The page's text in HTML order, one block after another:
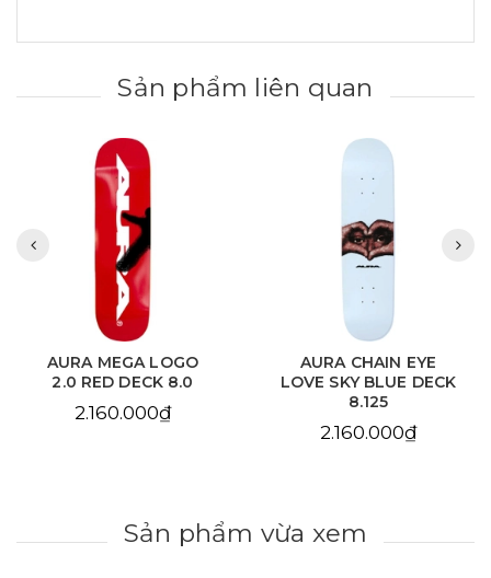
Sản phẩm liên quan
AURA MEGA LOGO
2.0 RED DECK 8.0
2.160.000₫
AURA CHAIN EYE
LOVE SKY BLUE DECK
8.125
2.160.000₫
Sản phẩm vừa xem